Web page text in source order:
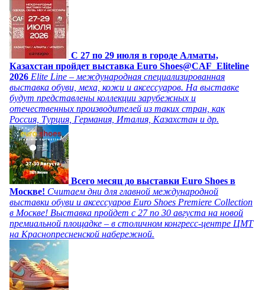
C 27 по 29 июля в городе Алматы,
Казахстан пройдет выставка Euro Shoes@CAF_Eliteline
2026 Elite Line – международная специализированная
выставка обуви, меха, кожи и аксессуаров. На выставке
будут представлены коллекции зарубежных и
отечественных производителей из таких стран, как
Россия, Турция, Германия, Италия, Казахстан и др.
Всего месяц до выставки Euro Shoes в
Москве! Считаем дни для главной международной
выставки обуви и аксессуаров Euro Shoes Premiere Collection
в Москве! Выставка пройдет с 27 по 30 августа на новой
премиальной площадке – в столичном конгресс-центре ЦМТ
на Краснопресненской набережной.